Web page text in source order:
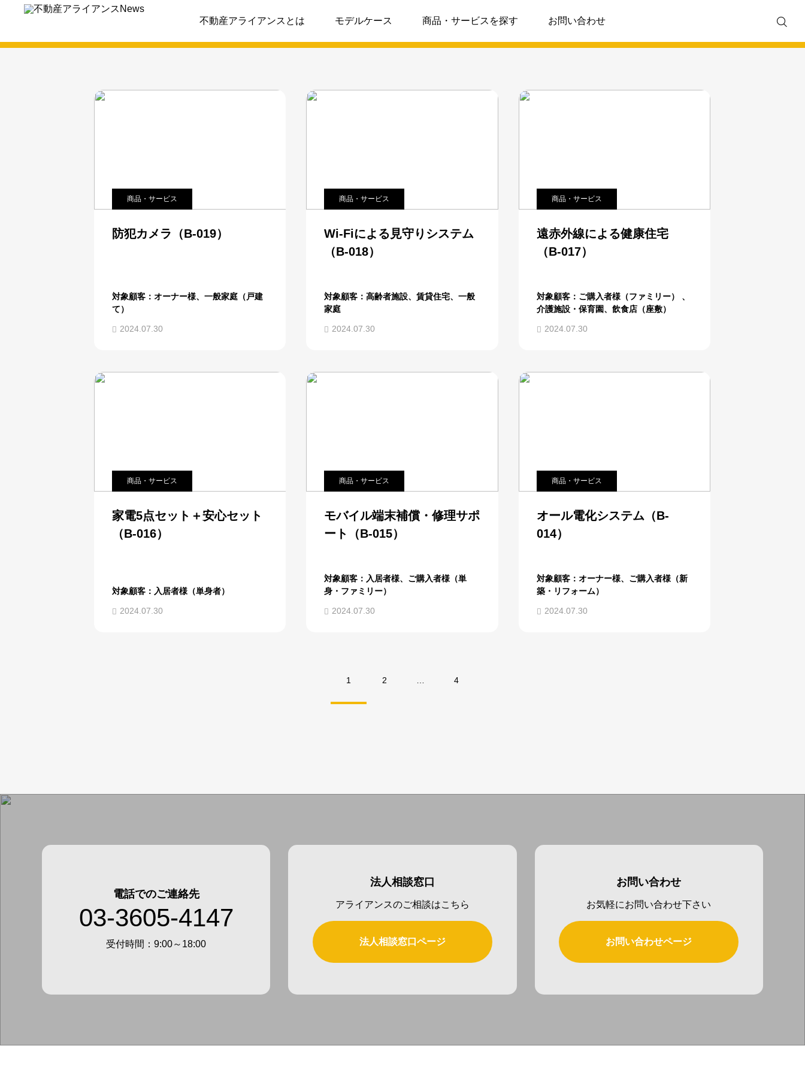
不動産アライアンスとは モデルケース 商品・サービスを探す お問い合わせ
商品・サービス
防犯カメラ（B-019）
対象顧客：オーナー様、一般家庭（戸建
て）
2024.07.30
商品・サービス
Wi-Fiによる見守りシステム
（B-018）
対象顧客：高齢者施設、賃貸住宅、一般
家庭
2024.07.30
商品・サービス
遠赤外線による健康住宅
（B-017）
対象顧客：ご購入者様（ファミリー） 、
介護施設・保育園、飲食店（座敷）
2024.07.30
商品・サービス
家電5点セット＋安心セット
（B-016）
対象顧客：入居者様（単身者）
2024.07.30
商品・サービス
モバイル端末補償・修理サポ
ート（B-015）
対象顧客：入居者様、ご購入者様（単
身・ファミリー）
2024.07.30
商品・サービス
オール電化システム（B-
014）
対象顧客：オーナー様、ご購入者様（新
築・リフォーム）
2024.07.30
1 2 4
電話でのご連絡先
03-3605-4147
受付時間：9:00～18:00
法人相談窓口
アライアンスのご相談はこちら
法人相談窓口ページ
お問い合わせ
お気軽にお問い合わせ下さい
お問い合わせページ